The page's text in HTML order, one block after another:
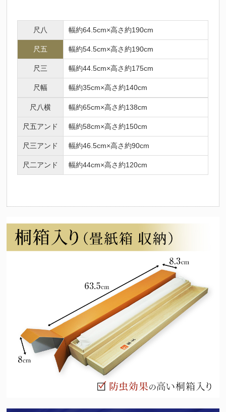
尺八 幅約64.5cm×高さ約190cm
尺五 幅約54.5cm×高さ約190cm
尺三 幅約44.5cm×高さ約175cm
尺幅 幅約35cm×高さ約140cm
尺八横 幅約65cm×高さ約138cm
尺五アンド 幅約58cm×高さ約150cm
尺三アンド 幅約46.5cm×高さ約90cm
尺二アンド 幅約44cm×高さ約120cm